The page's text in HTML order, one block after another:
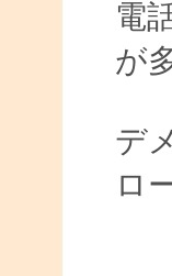
電
が
デ
ロ